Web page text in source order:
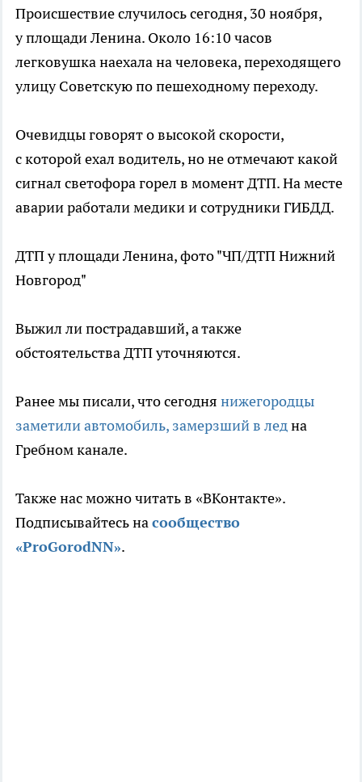
Происшествие случилось сегодня, 30 ноября,
у площади Ленина. Около 16:10 часов
легковушка наехала на человека, переходящего
улицу Советскую по пешеходному переходу.
Очевидцы говорят о высокой скорости,
с которой ехал водитель, но не отмечают какой
сигнал светофора горел в момент ДТП. На месте
аварии работали медики и сотрудники ГИБДД.
ДТП у площади Ленина, фото "ЧП/ДТП Нижний
Новгород"
Выжил ли пострадавший, а также
обстоятельства ДТП уточняются.
Ранее мы писали, что сегодня нижегородцы
заметили автомобиль, замерзший в ледна
Гребном канале.
Также нас можно читать в «ВКонтакте».
Подписывайтесь насообщество
«ProGorodNN».